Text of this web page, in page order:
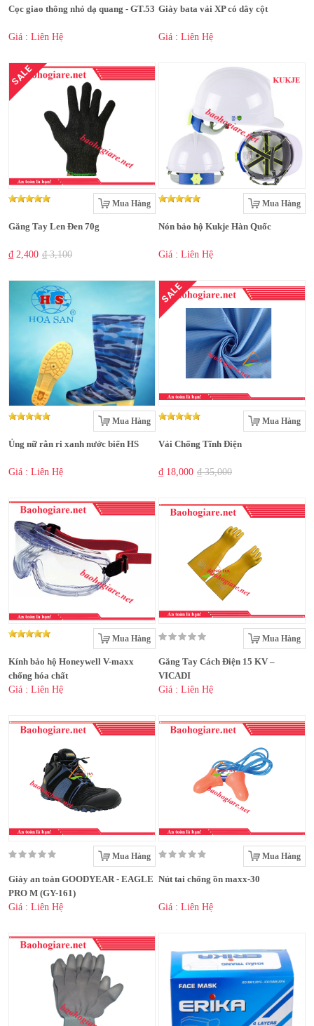
Cọc giao thông nhỏ dạ quang - GT.53
Giá : Liên Hệ
Giày bata vải XP có dây cột
Giá : Liên Hệ
SALE
Mua Hàng
Găng Tay Len Đen 70g
₫ 2,400 ₫ 3,100
Mua Hàng
Nón bảo hộ Kukje Hàn Quốc
Giá : Liên Hệ
Mua Hàng
Ủng nữ rằn ri xanh nước biển HS
Giá : Liên Hệ
SALE
Mua Hàng
Vải Chống Tĩnh Điện
₫ 18,000 ₫ 35,000
Mua Hàng
Kính bảo hộ Honeywell V-maxx
chống hóa chất
Giá : Liên Hệ
Mua Hàng
Găng Tay Cách Điện 15 KV –
VICADI
Giá : Liên Hệ
Mua Hàng
Giày an toàn GOODYEAR - EAGLE
PRO M (GY-161)
Giá : Liên Hệ
Mua Hàng
Nút tai chống ồn maxx-30
Giá : Liên Hệ